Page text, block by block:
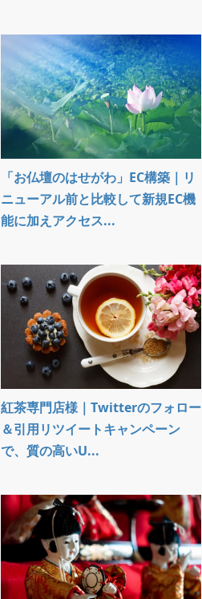
「お仏壇のはせがわ」EC構築｜リ
ニューアル前と比較して新規EC機
能に加えアクセス...
紅茶専門店様｜Twitterのフォロー
＆引用リツイートキャンペーン
で、質の高いU...